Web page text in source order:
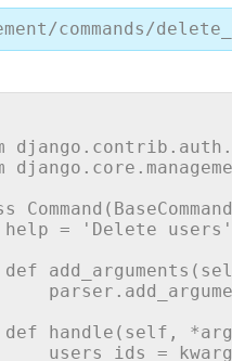
commands/
Command ( BaseCommand
help =
'Delete users'
def
add_arguments (
def
handle ( self,
users_ids =